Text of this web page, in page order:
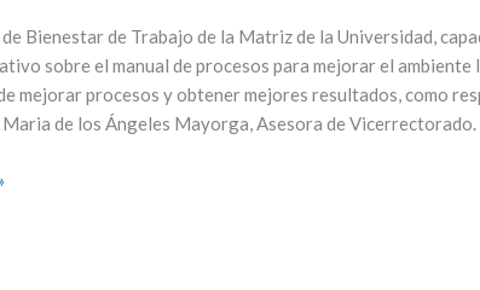
Bienestar de Trabajo de la Matriz de la Universidad,
sobre el manual de procesos para mejorar el
mejorar procesos y obtener mejores resultados, como
de los Ángeles Mayorga, Asesora de Vicerrectorado.